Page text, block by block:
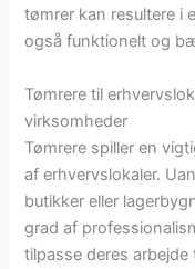
tømrer kan resultere i
også funktionelt og
Tømrere til
virksomheder
Tømrere spiller en
af erhvervslokaler.
butikker eller
grad af
tilpasse deres